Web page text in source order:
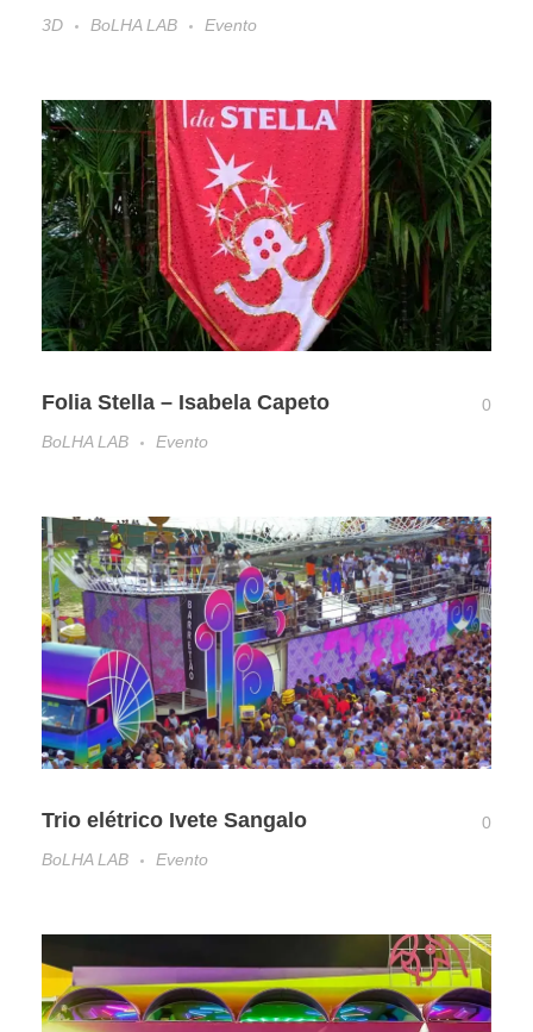
3D
BoLHA LAB Evento
Folia Stella – Isabela Capeto
0
BoLHA LAB
Evento
Trio elétrico Ivete Sangalo
0
BoLHA LAB
Evento